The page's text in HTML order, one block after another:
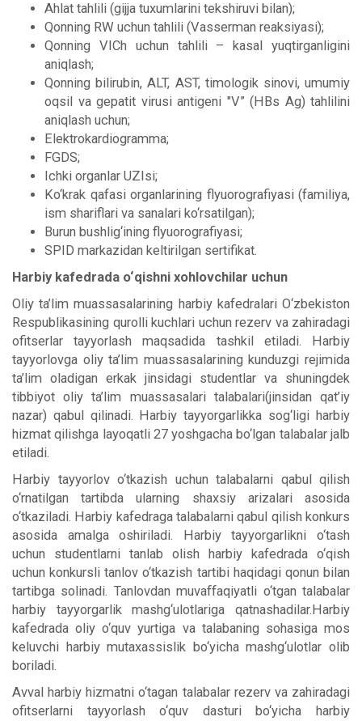
Ahlat tahlili (gijja tuxumlarini tekshiruvi bilan);
Qonning RW uchun tahlili (Vasserman reaksiyasi);
Qonning VICh uchun tahlili – kasal yuqtirganligini
aniqlash;
Qonning bilirubin, ALT, AST, timologik sinovi, umumiy
oqsil va gepatit virusi antigeni "V” (HBs Ag) tahlilini
aniqlash uchun;
Elektrokardiogramma;
FGDS;
Ichki organlar UZIsi;
Ko‘krak qafasi organlarining flyuorografiyasi (familiya,
ism shariflari va sanalari ko‘rsatilgan);
Burun bushlig‘ining flyuorografiyasi;
SPID markazidan keltirilgan sertifikat.
Harbiy kafedrada o‘qishni xohlovchilar uchun
Oliy ta’lim muassasalarining harbiy kafedralari O‘zbekiston
Respublikasining qurolli kuchlari uchun rezerv va zahiradagi
ofitserlar tayyorlash maqsadida tashkil etiladi. Harbiy
tayyorlovga oliy ta’lim muassasalarining kunduzgi rejimida
ta’lim oladigan erkak jinsidagi studentlar va shuningdek
tibbiyot oliy ta’lim muassasalari talabalari(jinsidan qat’iy
nazar) qabul qilinadi. Harbiy tayyorgarlikka sog‘ligi harbiy
hizmat qilishga layoqatli 27 yoshgacha bo‘lgan talabalar jalb
etiladi.
Harbiy tayyorlov o‘tkazish uchun talabalarni qabul qilish
o‘rnatilgan tartibda ularning shaxsiy arizalari asosida
o‘tkaziladi. Harbiy kafedraga talabalarni qabul qilish konkurs
asosida amalga oshiriladi. Harbiy tayyorgarlikni o‘tash
uchun studentlarni tanlab olish harbiy kafedrada o‘qish
uchun konkursli tanlov o‘tkazish tartibi haqidagi qonun bilan
tartibga solinadi. Tanlovdan muvaffaqiyatli o‘tgan talabalar
harbiy tayyorgarlik mashg‘ulotlariga qatnashadilar.Harbiy
kafedrada oliy o‘quv yurtiga va talabaning sohasiga mos
keluvchi harbiy mutaxassislik bo‘yicha mashg‘ulotlar olib
boriladi.
Avval harbiy hizmatni o‘tagan talabalar rezerv va zahiradagi
ofitserlarni tayyorlash o‘quv dasturi bo‘yicha harbiy